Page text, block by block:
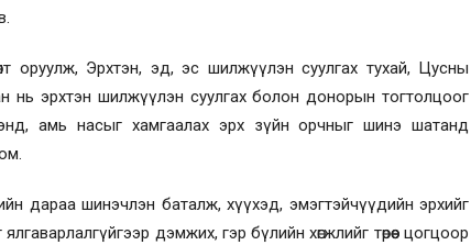
.
оруулж, Эрхтэн, эд, эс шилжүүлэн суулгах тухай, Цусны
нь эрхтэн шилжүүлэн суулгах болон донорын тогтолцоог
амь насыг хамгаалах эрх зүйн орчныг шинэ шатанд
.
дараа шинэчлэн баталж, хүүхэд, эмэгтэйчүүдийн эрхийг
дэмжих, гэр бүлийн хөгжлийг төрөөс цогцоор